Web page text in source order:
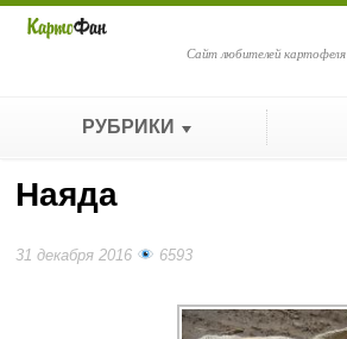
Сайт любителей картофеля
РУБРИКИ
Наяда
31 декабря 2016 6593